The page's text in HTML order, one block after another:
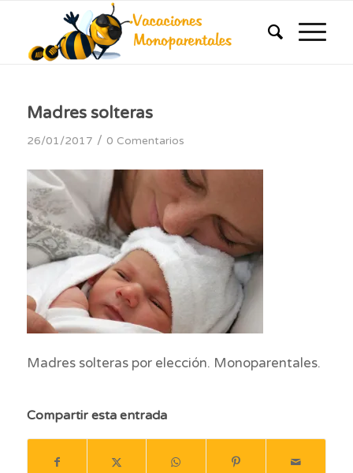
Madres solteras
26/01/2017 / 0 Comentarios
Madres solteras por elección. Monoparentales.
Compartir esta entrada